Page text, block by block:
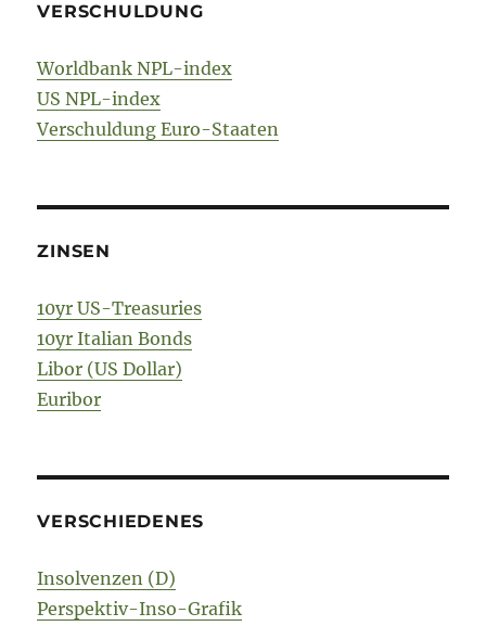
VERSCHULDUNG
Worldbank NPL-index
US NPL-index
Verschuldung Euro-Staaten
ZINSEN
10yr US-Treasuries
10yr Italian Bonds
Libor (US Dollar)
Euribor
VERSCHIEDENES
Insolvenzen (D)
Perspektiv-Inso-Grafik